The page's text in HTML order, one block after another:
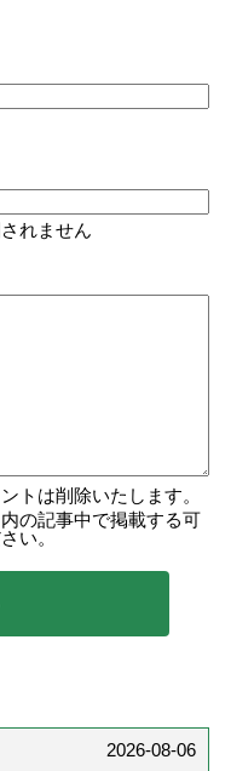
れません
トは削除いたします。
の記事中で掲載する可
い。
2026-08-06